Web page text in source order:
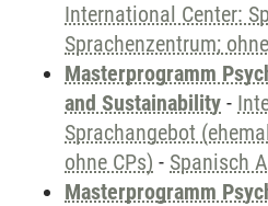
International Center:
Sprachenzentrum;
Masterprogramm
and Sustainability -
Sprachangebot
ohne CPs) - Spanisch
Masterprogramm